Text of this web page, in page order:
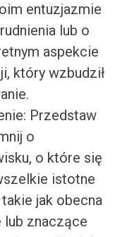
entuzjazmie
lub o
aspekcie
który wzbudził
Przedstaw
o
o które się
istotne
jak obecna
lub znaczące